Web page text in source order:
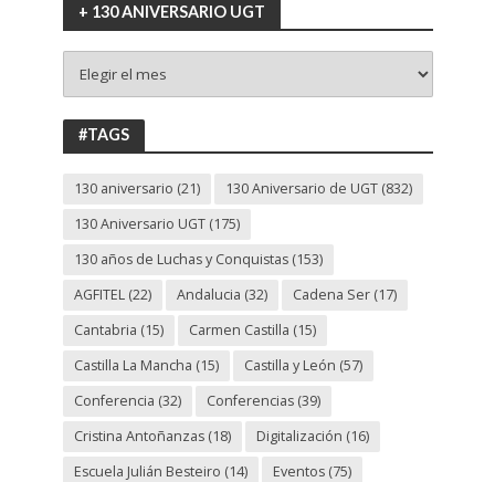
+ 130 ANIVERSARIO UGT
130
ANIVERSARIO
UGT
#TAGS
130 aniversario (21) 130 Aniversario de UGT(832)
130 Aniversario UGT(175)
130 años de Luchas y Conquistas(153)
AGFITEL(22) Andalucia (32) Cadena Ser(17)
Cantabria (15) Carmen Castilla (15)
Castilla La Mancha (15) Castilla y León (57)
Conferencia (32) Conferencias(39)
Cristina Antoñanzas(18) Digitalización (16)
Escuela Julián Besteiro (14) Eventos(75)